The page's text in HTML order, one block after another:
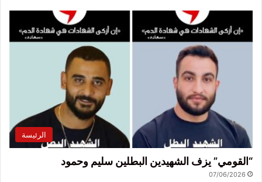
الرئيسة
“القومي” يزف الشهيدين البطلين سليم وحمود
07/06/2026